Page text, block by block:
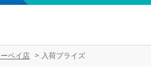
ベイ店 入荷プライズ